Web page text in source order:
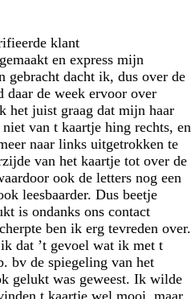
klant
en express mijn
gebracht dacht ik, dus over de
de week ervoor over
het juist graag dat mijn haar
van t kaartje hing rechts, en
naar links uitgetrokken te
van het kaartje tot over de
ook de letters nog een
leesbaarder. Dus beetje
is ondanks ons contact
ben ik erg tevreden over.
dat ’t gevoel wat ik met t
bv de spiegeling van het
gelukt was geweest. Ik wilde